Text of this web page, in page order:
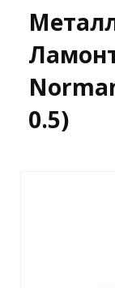
0.5)